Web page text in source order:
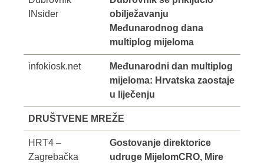
INsider
obilježavanju
Međunarodnog dana
multiplog mijeloma
infokiosk.net
Međunarodni dan multiplog
mijeloma: Hrvatska zaostaje
u liječenju
DRUŠTVENE MREŽE
HRT4 –
Zagrebačka
Gostovanje direktorice
udruge MijelomCRO, Mire